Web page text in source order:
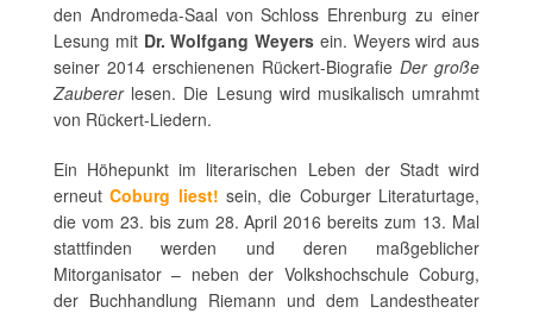
den Andromeda-Saal von Schloss Ehrenburg zu einer
Lesung mit Dr. Wolfgang Weyers ein. Weyers wird aus
seiner 2014 erschienenen Rückert-Biografie Der große
Zaubererlesen. Die Lesung wird musikalisch umrahmt
von Rückert-Liedern.
Ein Höhepunkt im literarischen Leben der Stadt wird
erneutCoburg liest! sein, die Coburger Literaturtage,
die vom 23. bis zum 28. April 2016 bereits zum 13. Mal
stattfinden werden und deren maßgeblicher
Mitorganisator – neben der Volkshochschule Coburg,
der Buchhandlung Riemann und dem Landestheater